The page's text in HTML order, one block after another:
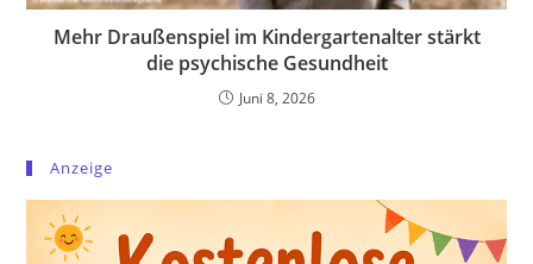
Mehr Draußenspiel im Kindergartenalter stärkt
die psychische Gesundheit
Juni 8, 2026
Anzeige